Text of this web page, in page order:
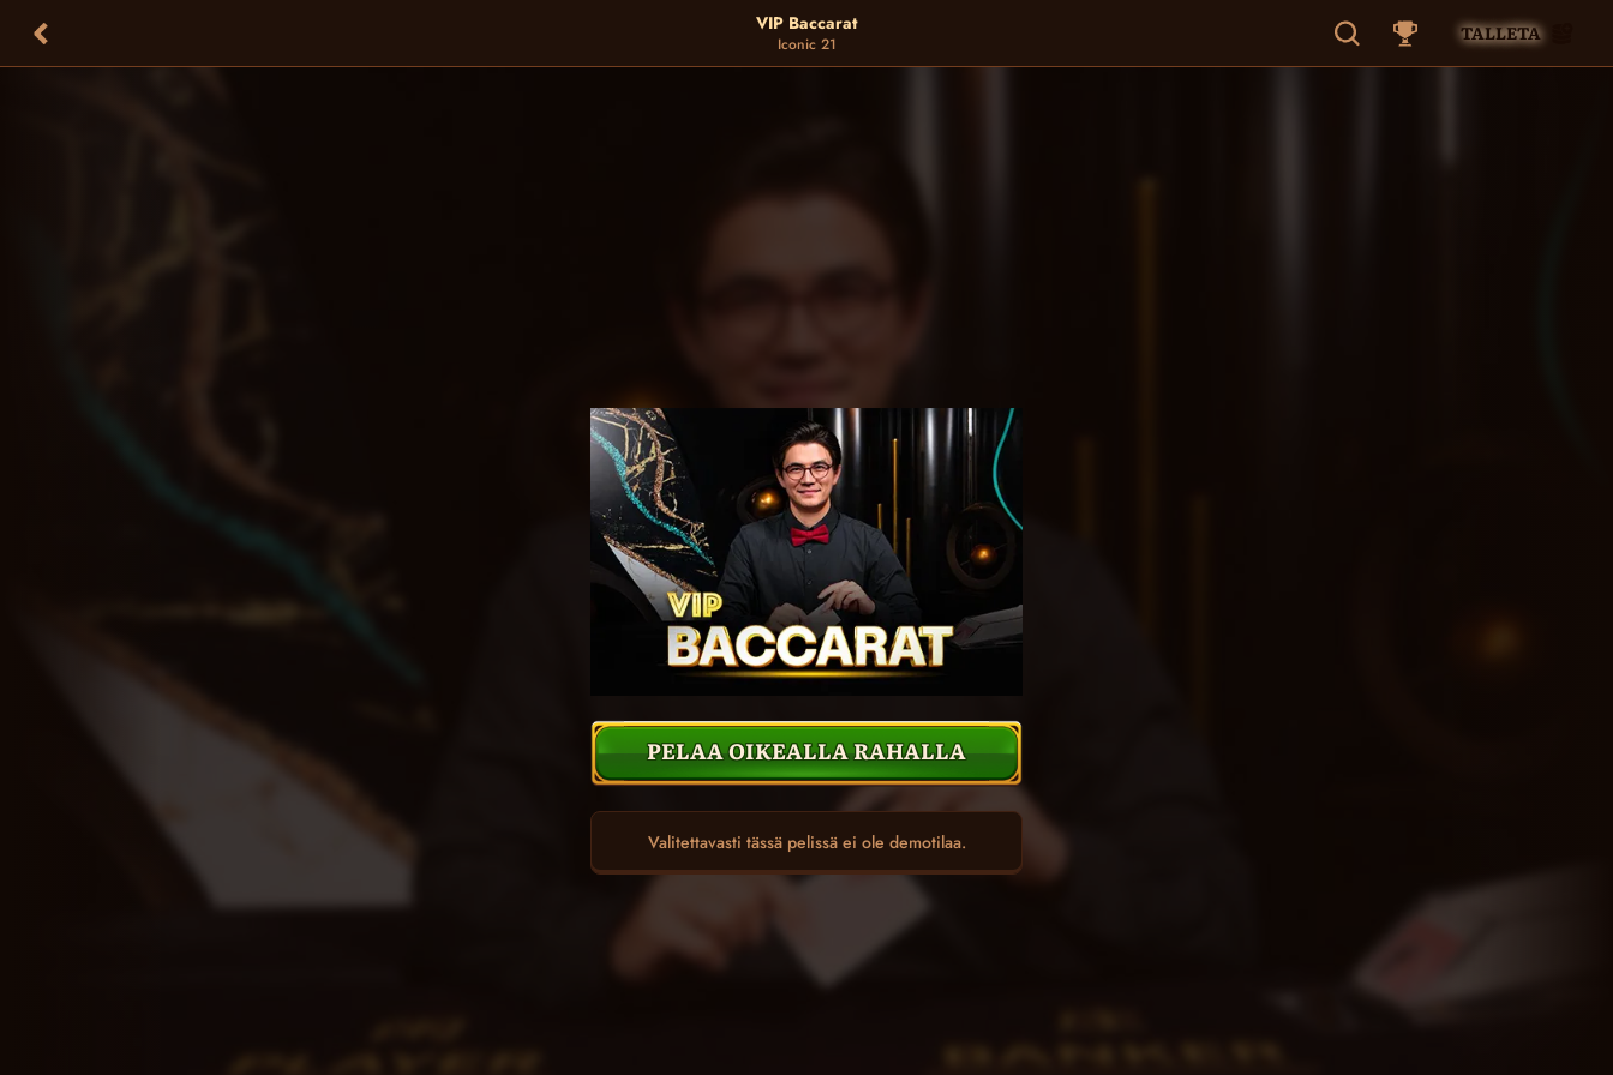
VIP Baccarat
Iconic 21
TALLETA
PELAA OIKEALLA RAHALLA
Valitettavasti tässä pelissä ei ole demotilaa.